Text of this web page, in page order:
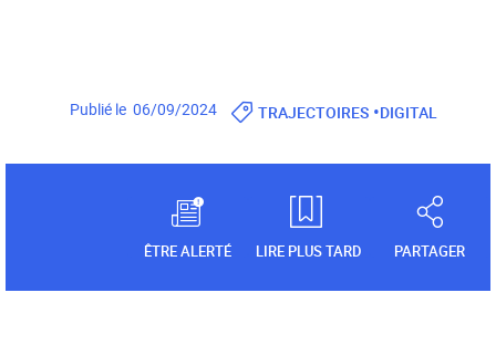
Publié le 06/09/2024 TRAJECTOIRES •DIGITAL
ÊTRE ALERTÉ LIRE PLUS TARD PARTAGER